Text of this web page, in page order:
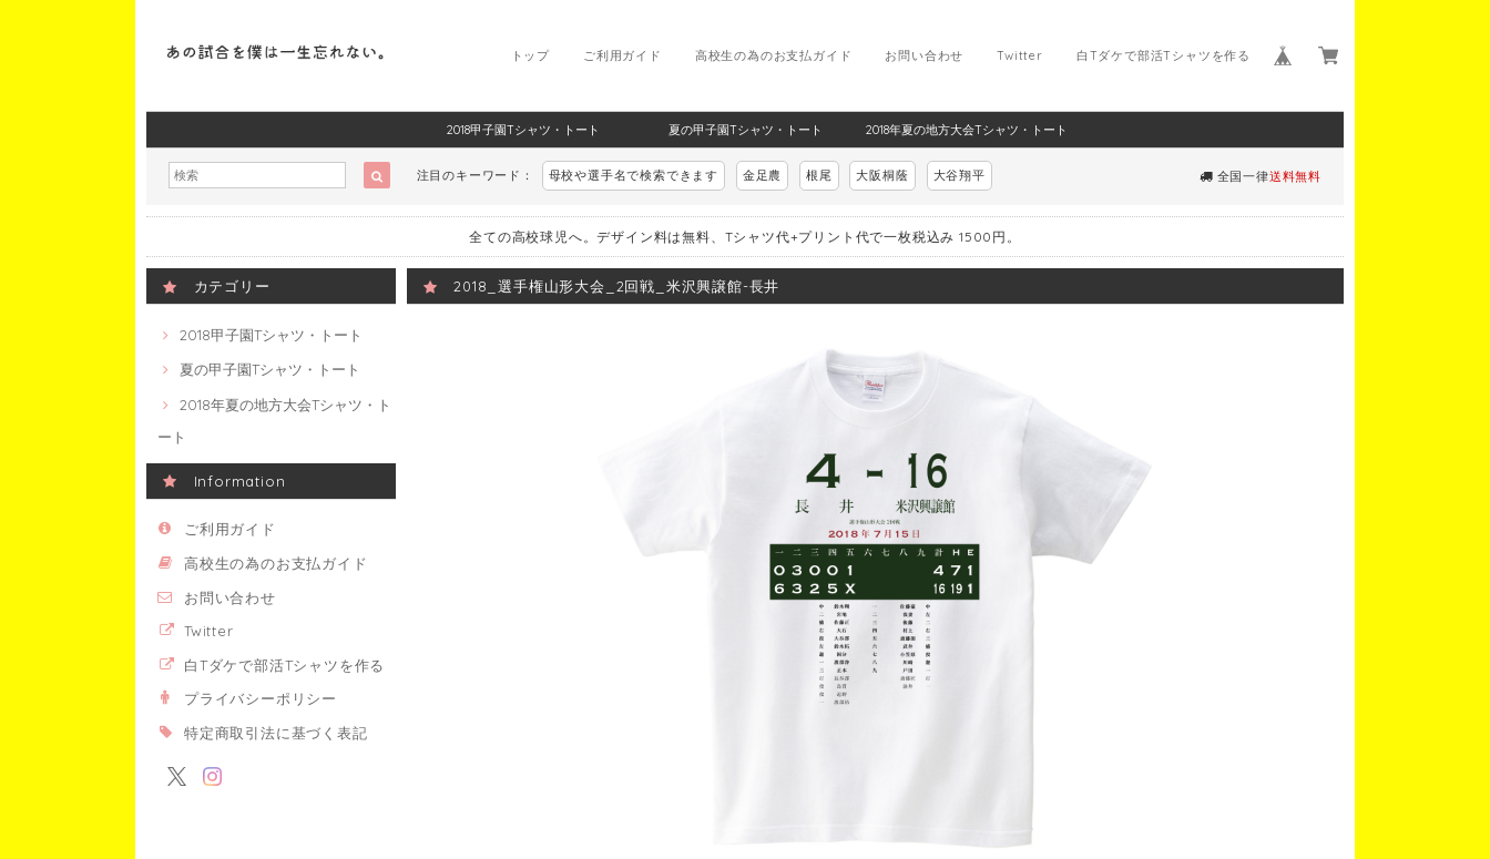
白Tダケで部活Tシャツを作る
Twitter
お問い合わせ
高校生の為のお支払ガイド
ご利用ガイド
トップ
2018甲子園Tシャツ・トート 夏の甲子園Tシャツ・トート 2018年夏の地方大会Tシャツ・トート
注目のキーワード： 母校や選手名で検索できます 金足農 根尾 大阪桐蔭 大谷翔平 全国一律送料無料
全ての高校球児へ。デザイン料は無料、Tシャツ代+プリント代で一枚税込み 1500円。
カテゴリー
2018甲子園Tシャツ・トート
夏の甲子園Tシャツ・トート
2018年夏の地方大会Tシャツ・ト
ート
Information
ご利用ガイド
高校生の為のお支払ガイド
お問い合わせ
Twitter
白Tダケで部活Tシャツを作る
プライバシーポリシー
特定商取引法に基づく表記
2018_選手権山形大会_2回戦_米沢興譲館-長井